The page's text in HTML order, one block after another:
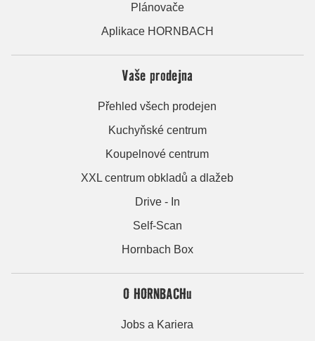
Plánovače
Aplikace HORNBACH
Vaše prodejna
Přehled všech prodejen
Kuchyňské centrum
Koupelnové centrum
XXL centrum obkladů a dlažeb
Drive - In
Self-Scan
Hornbach Box
O HORNBACHu
Jobs a Kariera